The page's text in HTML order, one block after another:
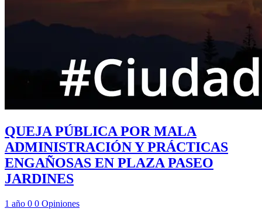
QUEJA PÚBLICA POR MALA
ADMINISTRACIÓN Y PRÁCTICAS
ENGAÑOSAS EN PLAZA PASEO
JARDINES
1 año 0 0 Opiniones